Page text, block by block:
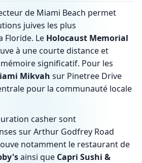
de Miami Beach permet
juives les plus
Floride. Le Holocaust Memorial
à une courte distance et
significatif. Pour les
Mikvah sur Pinetree Drive
pour la communauté locale
casher sont
sur Arthur Godfrey Road
notamment le restaurant de
ainsi que Capri Sushi &